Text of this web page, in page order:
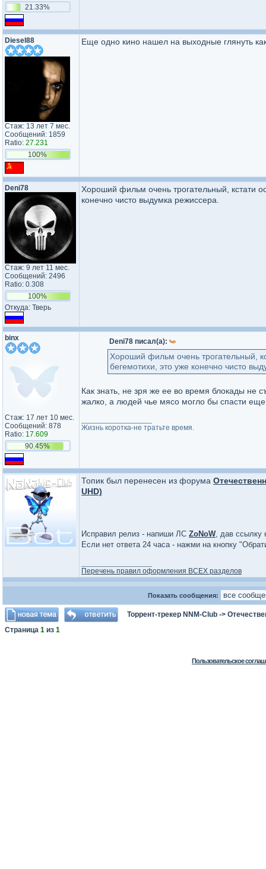
21.33%
Diesel88
Стаж: 13 лет 7 мес.
Сообщений: 1859
Ratio: 27.231
100%
Еще одно кино нашел на выходные глянуть
Deni78
Стаж: 9 лет 11 мес.
Сообщений: 2496
Ratio: 0.308
100%
Откуда: Тверь
Хороший фильм очень трогательный, кстати
конечно чисто выдумка режиссера.
binx
Стаж: 17 лет 10 мес.
Сообщений: 878
Ratio: 17.609
90.45%
Deni78 писал(а):
Хороший фильм очень трогательный,
бегемотихи, это уже конечно чисто
Как знать, не зря же ее во время блокады не
жалко, а людей чье мясо могло бы спасти
Жизнь коротка-не тратьте время.
Топик был перенесен из форума
UHD)
Исправил релиз - напиши ЛС ZoNoW, дав ссылку
Если нет ответа 24 часа - нажми на кнопку
Перечень правил оформления ВСЕХ разделов
Показать сообщения:
Торрент-трекер NNM-Club ->
Страница 1 из 1
Пользовательское